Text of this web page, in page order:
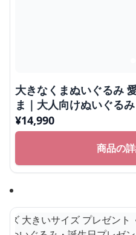
大きなくまぬいぐるみ
ま｜大人向けぬいぐる
しギフトに人気
¥14,990
商品の